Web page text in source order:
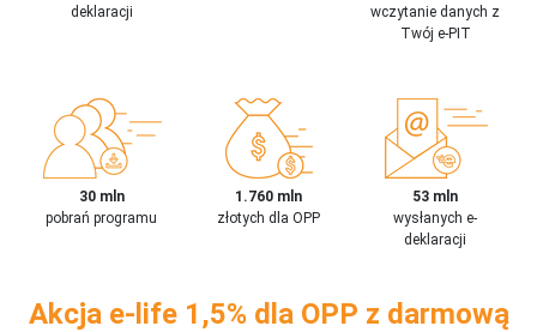
deklaracji
wczytanie danych z
Twój e-PIT
30 mln
pobrań programu
1.760 mln
złotych dla OPP
53 mln
wysłanych e-
deklaracji
Akcja e-life 1,5% dla OPP z darmową